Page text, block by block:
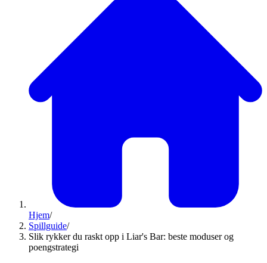
Hjem/
Spillguide/
Slik rykker du raskt opp i Liar's Bar: beste moduser og
poengstrategi